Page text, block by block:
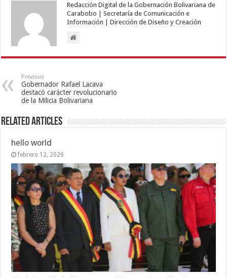
Redacción Digital de la Gobernación Bolivariana de
Carabobo | Secretaría de Comunicación e
Información | Dirección de Diseño y Creación
Previous
Gobernador Rafael Lacava
destacó carácter revolucionario
de la Milicia Bolivariana
Related Articles
hello world
febrero 12, 2026